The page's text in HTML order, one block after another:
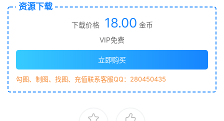
资源下载
下载价格 18.00 金币
VIP免费
立即购买
勾图、制图、找图、充值联系客服QQ：280450435